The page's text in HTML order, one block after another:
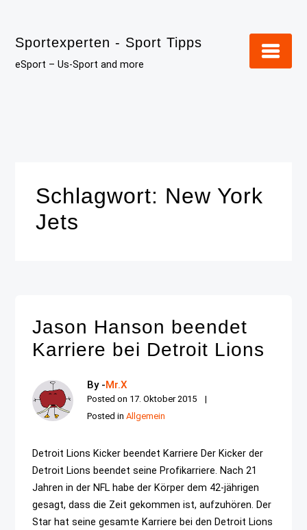
content
Sportexperten - Sport Tipps
eSport – Us-Sport and more
Schlagwort: New York
Jets
Jason Hanson beendet
Karriere bei Detroit Lions
By -Mr.X
Posted on 17. Oktober 2015
Posted inAllgemein
Detroit Lions Kicker beendet Karriere Der Kicker der
Detroit Lions beendet seine Profikarriere. Nach 21
Jahren in der NFL habe der Körper dem 42-jährigen
gesagt, dass die Zeit gekommen ist, aufzuhören. Der
Star hat seine gesamte Karriere bei den Detroit Lions